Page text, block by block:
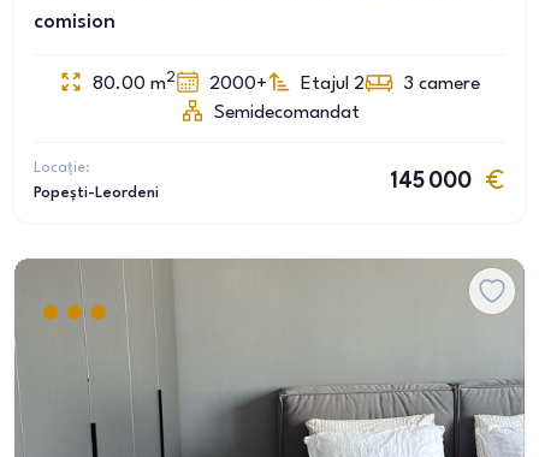
comision
80.00 m2 2000+ Etajul 2 3 camere
Semidecomandat
Locație:
Popești-Leordeni
145 000